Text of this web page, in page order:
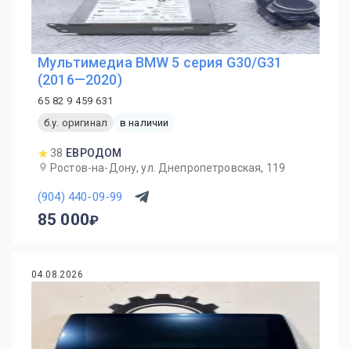
Мультимедиа BMW 5 серия G30/G31
(2016—2020)
65 82 9 459 631
б.у. оригинал
в наличии
38 ЕВРОДОМ
Ростов-на-Дону, ул. Днепропетровская, 119
(904) 440-09-99
85 000
04.08.2026